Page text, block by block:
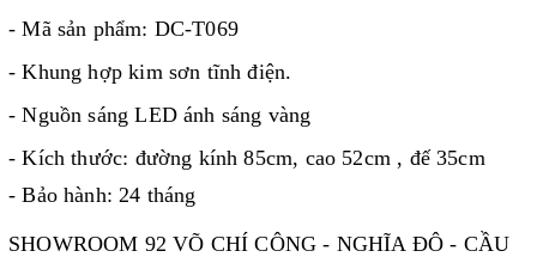
- Mã sản phẩm: DC-T069
- Khung hợp kim sơn tĩnh điện.
- Nguồn sáng LED ánh sáng vàng
- Kích thước: đường kính 85cm, cao 52cm , đế 35cm
- Bảo hành: 24 tháng
SHOWROOM 92 VÕ CHÍ CÔNG - NGHĨA ĐÔ - CẦU